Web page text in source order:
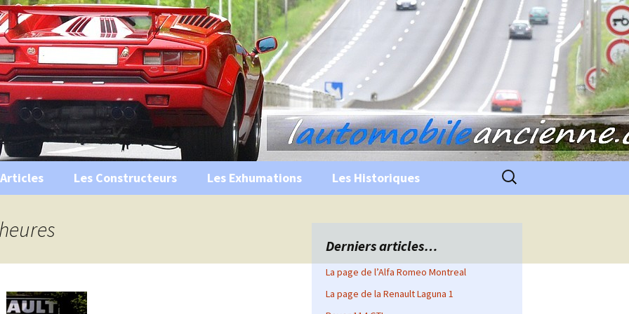
Ancienne
historiques …
Les Constructeurs Les Exhumations Les Historiques Rechercher :
Derniers articles…
La page de l’Alfa Romeo Montreal
La page de la Renault Laguna 1